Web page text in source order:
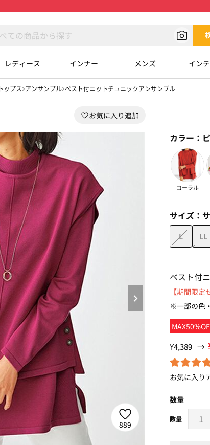
レディース インナー メンズ イン
ップス アンサンブル ベスト付ニットチュニックアンサンブル
889
カラー：
コーラル
サイズ：
L LL
ベスト付
【期間限
※一部の色
¥4,389 →
お気に入り
数量